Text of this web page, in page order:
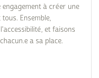
à créer une
Ensemble,
et faisons
a sa place.